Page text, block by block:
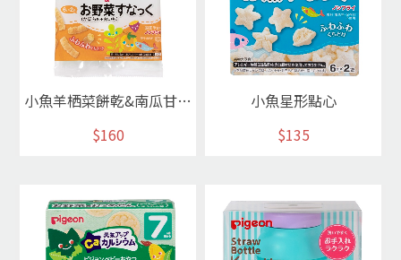
小魚羊栖菜餅乾&南瓜甘藷點心
$160
小魚星形點心
$135